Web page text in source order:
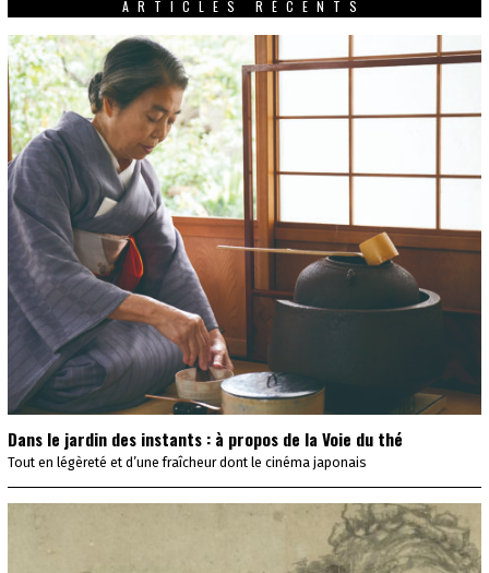
ARTICLES RÉCENTS
Dans le jardin des instants : à propos de la Voie du thé
Tout en légèreté et d’une fraîcheur dont le cinéma japonais